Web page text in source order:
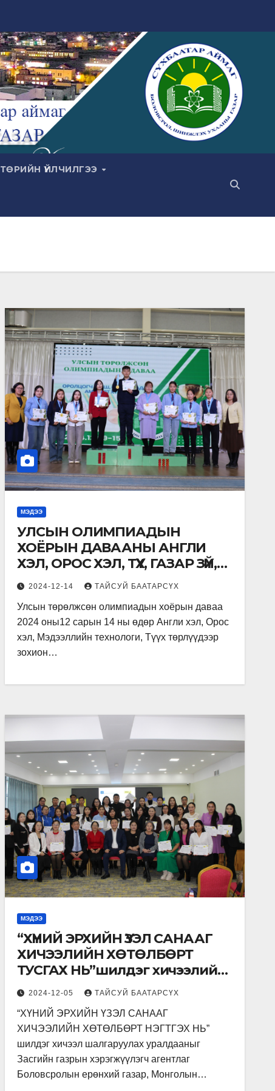
ТӨРИЙН ҮЙЛЧИЛГЭЭ
МЭДЭЭ
УЛСЫН ОЛИМПИАДЫН
ХОЁРЫН ДАВААНЫ АНГЛИ
ХЭЛ, ОРОС ХЭЛ, ТҮҮХ, ГАЗАР ЗҮЙ,
МЭДЭЭЛЛИЙН ТЕХНОЛОГИЙН
ХИЧЭЭЛИЙН ШАГНАЛЫН ҮЙЛ
АЖИЛЛАГАА ЯВАГДЛАА.
2024-12-14 ТАЙСУЙ БААТАРСҮХ
Улсын төрөлжсөн олимпиадын хоёрын даваа
2024 оны12 сарын 14 ны өдөр Англи хэл, Орос
хэл, Мэдээллийн технологи, Түүх төрлүүдээр
зохион…
МЭДЭЭ
“ХҮНИЙ ЭРХИЙН ҮЗЭЛ САНААГ
ХИЧЭЭЛИЙН ХӨТӨЛБӨРТ
ТУСГАХ НЬ”шилдэг хичээлийн
хөтөлбөр шалгаруулах
уралдааны шилдгүүд
тодорлоо…
2024-12-05 ТАЙСУЙ БААТАРСҮХ
“ХҮНИЙ ЭРХИЙН ҮЗЭЛ САНААГ
ХИЧЭЭЛИЙН ХӨТӨЛБӨРТ НЭГТГЭХ НЬ”
шилдэг хичээл шалгаруулах уралдааныг
Засгийн газрын хэрэгжүүлэгч агентлаг
Боловсролын ерөнхий газар, Монголын…